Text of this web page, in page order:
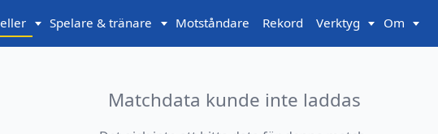
Spelare & tränare Motståndare Rekord Verktyg Om
Matchdata kunde inte laddas